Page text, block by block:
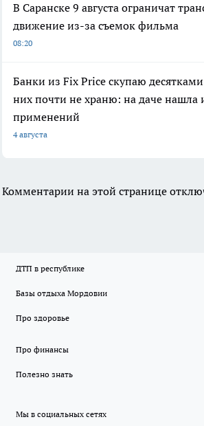
В Саранске 9 августа ограничат
движение из-за съемок фильма
08:20
Банки из Fix Price скупаю
них почти не храню: на даче нашла
применений
4 августа
Комментарии на этой странице
ДТП в республике
Базы отдыха Мордовии
Про здоровье
Про финансы
Полезно знать
Мы в социальных сетях